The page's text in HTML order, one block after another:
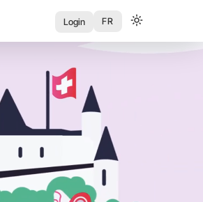
User
account
menu
Login FR